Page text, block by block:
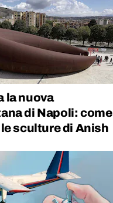
la nuova
di Napoli: come
sculture di Anish